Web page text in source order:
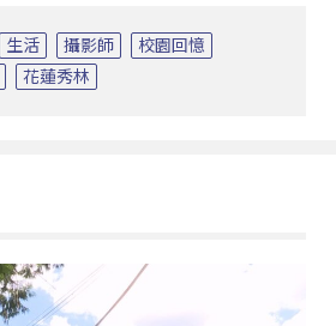
生活 攝影師
校園回憶
花蓮秀林